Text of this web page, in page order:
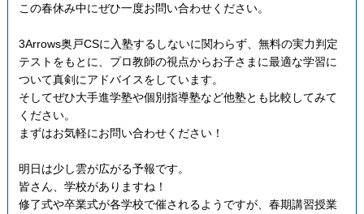
この春休み中にぜひ一度お問い合わせください。
3Arrows奥戸CSに入塾するしないに関わらず、無料の実力判定
テストをもとに、プロ教師の視点からお子さまに最適な学習に
ついて真剣にアドバイスをしています。
そしてぜひ大手進学塾や個別指導塾など他塾とも比較してみて
ください。
まずはお気軽にお問い合わせください！
明日は少し雲が広がる予報です。
皆さん、学校がありますね！
修了式や卒業式が各学校で催されるようですが、春期講習授業